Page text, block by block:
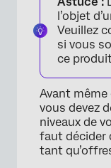
Combien
Combien
FAQs
l’objet
Veuillez
si vous
ce
Avant même
vous devez
niveaux de
faut décider
tant